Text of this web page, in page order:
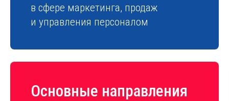
в сфере маркетинга, продаж
и управления персоналом
Основные направления